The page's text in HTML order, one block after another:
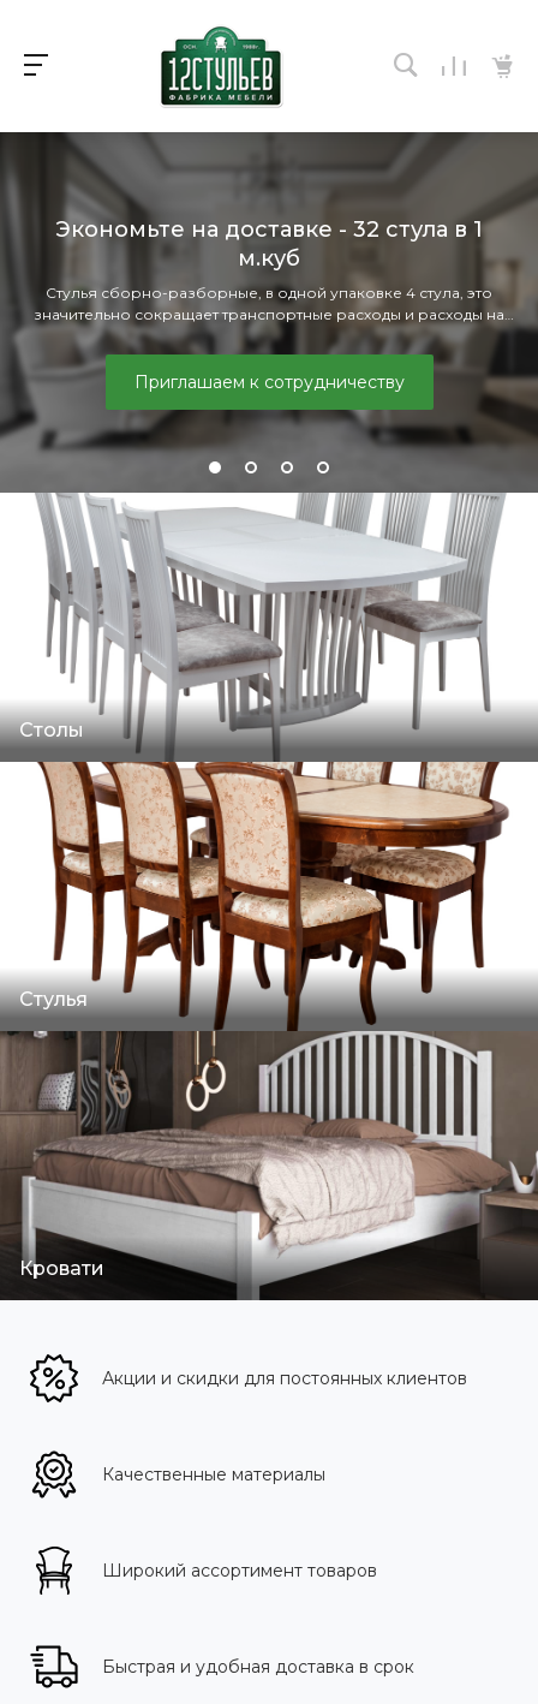
Стулья из массива березы
Каркас изготовлен из массива сибирской берёзы, которая
является прекрасным мебельным материалом.
Столы
Стулья
Кровати
Акции и скидки для постоянных клиентов
Качественные материалы
Широкий ассортимент товаров
Быстрая и удобная доставка в срок